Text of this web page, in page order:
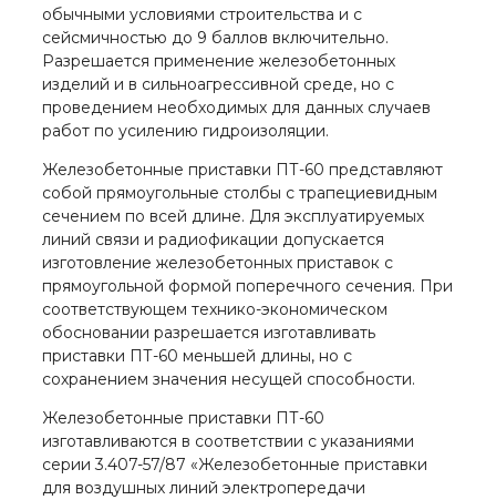
обычными условиями строительства и с
сейсмичностью до 9 баллов включительно.
Разрешается применение железобетонных
изделий и в сильноагрессивной среде, но с
проведением необходимых для данных случаев
работ по усилению гидроизоляции.
Железобетонные приставки ПТ-60 представляют
собой прямоугольные столбы с трапециевидным
сечением по всей длине. Для эксплуатируемых
линий связи и радиофикации допускается
изготовление железобетонных приставок с
прямоугольной формой поперечного сечения. При
соответствующем технико-экономическом
обосновании разрешается изготавливать
приставки ПТ-60 меньшей длины, но с
сохранением значения несущей способности.
Железобетонные приставки ПТ-60
изготавливаются в соответствии с указаниями
серии 3.407-57/87 «Железобетонные приставки
для воздушных линий электропередачи